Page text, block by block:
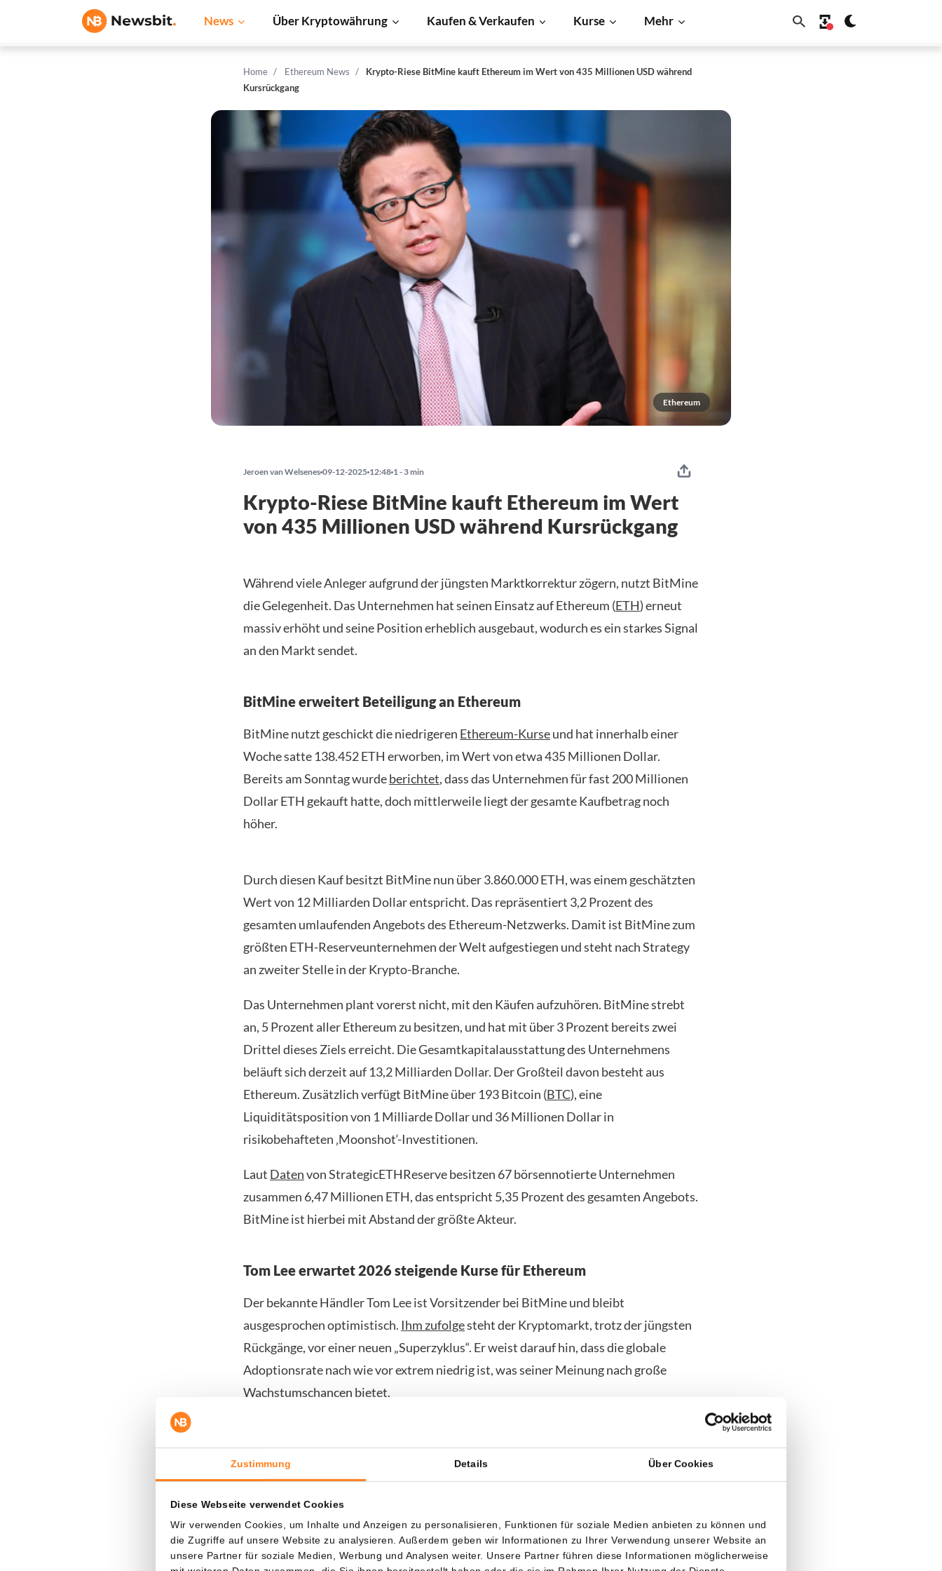
Zustimmung Details Über Cookies
Diese Webseite verwendet Cookies
Wir verwenden Cookies, um Inhalte und Anzeigen zu personalisieren, Funktionen für soziale Medien anbieten zu können und
die Zugriffe auf unsere Website zu analysieren. Außerdem geben wir Informationen zu Ihrer Verwendung unserer Website an
unsere Partner für soziale Medien, Werbung und Analysen weiter. Unsere Partner führen diese Informationen möglicherweise
News Über Kryptowährung Kaufen & Verkaufen Kurse Mehr
Home Ethereum News
Krypto-Riese BitMine kauft Ethereum im Wert von 435 Millionen USD während
Kursrückgang
Ethereum
Jeroen van Welsenes 09-12-2025 12:48 1 - 3 min
Krypto-Riese BitMine kauft Ethereum im Wert
von 435 Millionen USD während Kursrückgang
Während viele Anleger aufgrund der jüngsten Marktkorrektur zögern, nutzt BitMine
die Gelegenheit. Das Unternehmen hat seinen Einsatz auf Ethereum (ETH) erneut
massiv erhöht und seine Position erheblich ausgebaut, wodurch es ein starkes Signal
an den Markt sendet.
BitMine erweitert Beteiligung an Ethereum
BitMine nutzt geschickt die niedrigeren Ethereum-Kurseund hat innerhalb einer
Woche satte 138.452 ETH erworben, im Wert von etwa 435 Millionen Dollar.
Bereits am Sonntag wurdeberichtet, dass das Unternehmen für fast 200 Millionen
Dollar ETH gekauft hatte, doch mittlerweile liegt der gesamte Kaufbetrag noch
höher.
Durch diesen Kauf besitzt BitMine nun über 3.860.000 ETH, was einem geschätzten
Wert von 12 Milliarden Dollar entspricht. Das repräsentiert 3,2 Prozent des
gesamten umlaufenden Angebots des Ethereum-Netzwerks. Damit ist BitMine zum
größten ETH-Reserveunternehmen der Welt aufgestiegen und steht nach Strategy
an zweiter Stelle in der Krypto-Branche.
Das Unternehmen plant vorerst nicht, mit den Käufen aufzuhören. BitMine strebt
an, 5 Prozent aller Ethereum zu besitzen, und hat mit über 3 Prozent bereits zwei
Drittel dieses Ziels erreicht. Die Gesamtkapitalausstattung des Unternehmens
beläuft sich derzeit auf 13,2 Milliarden Dollar. Der Großteil davon besteht aus
Ethereum. Zusätzlich verfügt BitMine über 193 Bitcoin (BTC), eine
Liquiditätsposition von 1 Milliarde Dollar und 36 Millionen Dollar in
risikobehafteten ‚Moonshot‘-Investitionen.
Laut Datenvon StrategicETHReserve besitzen 67 börsennotierte Unternehmen
zusammen 6,47 Millionen ETH, das entspricht 5,35 Prozent des gesamten Angebots.
BitMine ist hierbei mit Abstand der größte Akteur.
Tom Lee erwartet 2026 steigende Kurse für Ethereum
Der bekannte Händler Tom Lee ist Vorsitzender bei BitMine und bleibt
ausgesprochen optimistisch. Ihm zufolgesteht der Kryptomarkt, trotz der jüngsten
Rückgänge, vor einer neuen „Superzyklus“. Er weist darauf hin, dass die globale
Adoptionsrate nach wie vor extrem niedrig ist, was seiner Meinung nach große
Wachstumschancen bietet.
angetrieben durch die weltweite Verbreitung der Tokenisierung finanzieller
Vermögenswerte. Im Vergleich zum aktuellen Preis würde das eine Steigerung von
hinter dieser Entwicklung. Sobald die Tokenisierung an Zugkraft gewinnt, wird
erwartet, dass der ETH-Wert stark steigen wird.